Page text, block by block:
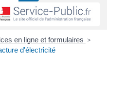
en ligne et formulaires >
d'électricité